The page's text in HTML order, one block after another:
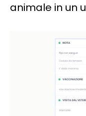
animale in un